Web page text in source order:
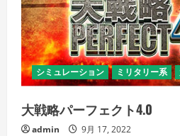
シミュレーション ミリタリー系
大戦略パーフェクト4.0
admin 9月 17, 2022